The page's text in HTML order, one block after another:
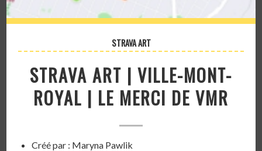
STRAVA ART
STRAVA ART | VILLE-MONT-
ROYAL | LE MERCI DE VMR
Créé par : Maryna Pawlik